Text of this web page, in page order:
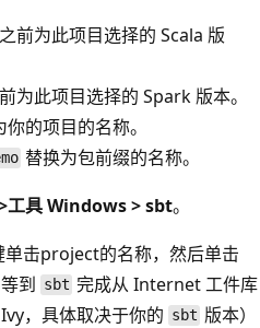
前为此项目选择的 Scala 版
为此项目选择的 Spark 版本。
你的项目的名称。
替换为包前缀的名称。
工具 Windows > sbt。
单击project的名称，然后单击
到 sbt 完成从 Internet 工件库
，具体取决于你的 sbt 版本）